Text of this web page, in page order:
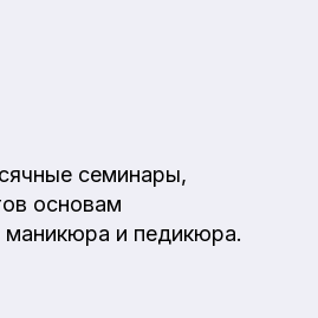
семинары,
основам
маникюра и педикюра.